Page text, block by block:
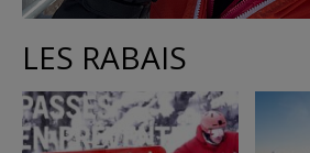
LES RABAIS